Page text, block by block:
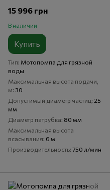
15 996 грн
В наличии
Купить
Тип Мотопомпа для грязной
воды
Максимальная высота подачи,
м 30
Допустимый диаметр частиц 25
мм
Диаметр патрубка 80 мм
Максимальная высота
всасывания 6 м
Производительность 750 л/мин